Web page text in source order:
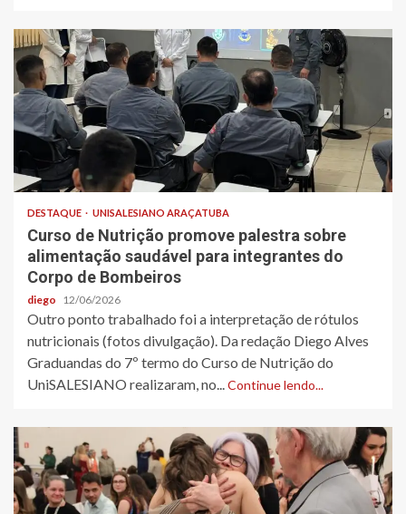
DESTAQUE UNISALESIANO ARAÇATUBA
Curso de Nutrição promove palestra sobre
alimentação saudável para integrantes do
Corpo de Bombeiros
diego 12/06/2026
Outro ponto trabalhado foi a interpretação de rótulos
nutricionais (fotos divulgação). Da redação Diego Alves
Graduandas do 7º termo do Curso de Nutrição do
UniSALESIANO realizaram, no...Continue lendo...